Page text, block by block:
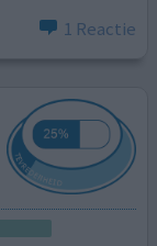
1 Reactie